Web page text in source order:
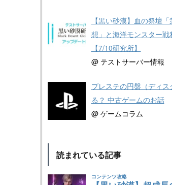
【黒い砂漠】血の祭壇
想」と海洋モンスター戦
【7/10研究所】
@ テストサーバー情報
プレステの円盤（ディス
る？ 中古ゲームのお話
@ ゲームコラム
読まれている記事